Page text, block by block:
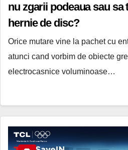
nu zgarii podeaua sau
hernie de disc?
Orice mutare vine la pachet cu
atunci cand vorbim de obiecte
electrocasnice voluminoase…